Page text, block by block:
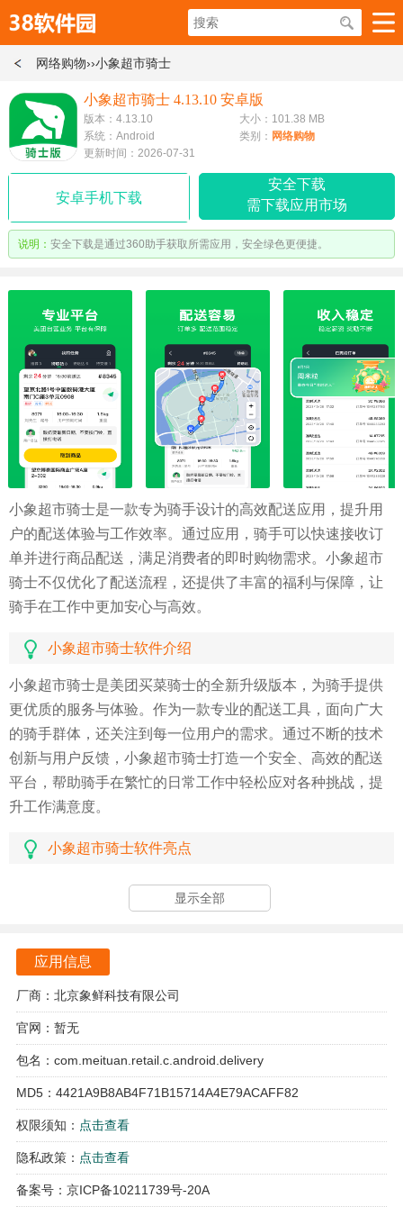
网络购物››小象超市骑士
小象超市骑士 4.13.10 安卓版
版本：4.13.10
大小：101.38 MB
系统：Android
类别： 网络购物
更新时间：2026-07-31
安卓手机下载
安全下载
需下载应用市场
说明： 安全下载是通过360助手获取所需应用，安全绿色更便捷。
小象超市骑士是一款专为骑手设计的高效配送应用，提升用
户的配送体验与工作效率。通过应用，骑手可以快速接收订
单并进行商品配送，满足消费者的即时购物需求。小象超市
骑士不仅优化了配送流程，还提供了丰富的福利与保障，让
骑手在工作中更加安心与高效。
小象超市骑士软件介绍
小象超市骑士是美团买菜骑士的全新升级版本，为骑手提供
更优质的服务与体验。作为一款专业的配送工具，面向广大
的骑手群体，还关注到每一位用户的需求。通过不断的技术
创新与用户反馈，小象超市骑士打造一个安全、高效的配送
平台，帮助骑手在繁忙的日常工作中轻松应对各种挑战，提
升工作满意度。
小象超市骑士软件亮点
软件为骑手提供了多劳多得的激励机制，确保努力工作的人
能够获得相应的回报。
小象超市骑士配备了全面的商业保险，保障骑手在配送过程
中遇到意外情况时的权益。
实时的GPS定位服务，帮助骑手快速获取附近订单，提升工
作效率。
用户友好的操作流程，使骑手能够快速上手，减少学习成
本。
小象超市骑士软件功能
骑手可以通过应用实时接收并管理订单，确保配送任务的及
时完成。
显示全部
应用信息
厂商：北京象鲜科技有限公司
官网：暂无
包名：com.meituan.retail.c.android.delivery
MD5：4421A9B8AB4F71B15714A4E79ACAFF82
权限须知： 点击查看
隐私政策： 点击查看
备案号：京ICP备10211739号-20A